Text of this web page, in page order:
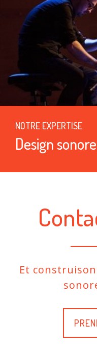
NOTRE EXPERTISE
Design sonore
Et